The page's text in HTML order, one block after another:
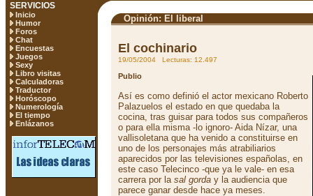
SERVICIOS
Inicio
Humor
Foros
Chat
Encuestas
Juegos
Sexy
Libro visitas
Calculadoras
Traductor
Horóscopo
Numerología
El tiempo
Enlázanos
Opinión: El liberal
El cochinario
19/05/2004 Lecturas: 12.497
Publio
Así es como definió el actor mexicano Roberto
Palazuelos el estado en que quedaba la
cocina, tras guisar para todos sus compañeros
o para ella misma -lo ignoro- Aida Nízar, una
vallisoletana que ha venido a constituirse en
uno de los personajes más atrabiliarios
aparecidos por las televisiones españolas, en
este caso Telecinco -que ya le vale- en esa
carrera por la sal gorda y la audiencia que
parece ganar desde hace ya meses.